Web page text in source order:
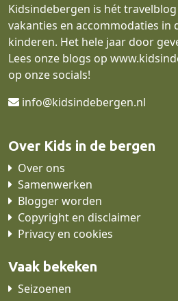
Kidsindebergen is hét
vakanties en accommodaties in
kinderen. Het hele jaar door
Lees onze blogs op
op onze socials!
info@kidsindebergen.nl
Over Kids in de bergen
Over ons
Samenwerken
Blogger worden
Copyright en disclaimer
Privacy en cookies
Vaak bekeken
Seizoenen